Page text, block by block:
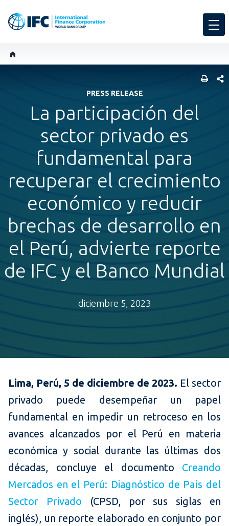
PRESS RELEASE
La participación del
sector privado es
fundamental para
recuperar el crecimiento
económico y reducir
brechas de desarrollo en
el Perú, advierte reporte
de IFC y el Banco Mundial
diciembre 5, 2023
Lima, Perú, 5 de diciembre de 2023. El sector
privado puede desempeñar un papel
fundamental en impedir un retroceso en los
avances alcanzados por el Perú en materia
económica y social durante las últimas dos
décadas, concluye el documento Creando
Mercados en el Perú: Diagnóstico de País del
Sector Privado (CPSD, por sus siglas en
inglés), un reporte elaborado en conjunto por